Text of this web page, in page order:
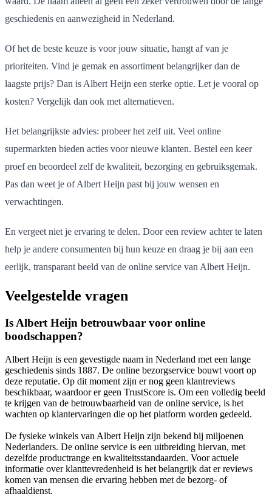
geschiedenis en aanwezigheid in Nederland.
Of het de beste keuze is voor jouw situatie, hangt af van je
prioriteiten. Vind je gemak en assortiment belangrijker dan de
laagste prijs? Dan is Albert Heijn een sterke optie. Let je vooral op
kosten? Vergelijk dan ook met alternatieven.
Het belangrijkste advies: probeer het zelf uit. Veel online
supermarkten bieden acties voor nieuwe klanten. Bestel een keer
proef en beoordeel zelf de kwaliteit, bezorging en gebruiksgemak.
Pas dan weet je of Albert Heijn past bij jouw wensen en
verwachtingen.
En vergeet niet je ervaring te delen. Door een review achter te laten
help je andere consumenten bij hun keuze en draag je bij aan een
eerlijk, transparant beeld van de online service van Albert Heijn.
Veelgestelde vragen
Is Albert Heijn betrouwbaar voor online
boodschappen?
Albert Heijn is een gevestigde naam in Nederland met een lange
geschiedenis sinds 1887. De online bezorgservice bouwt voort op
deze reputatie. Op dit moment zijn er nog geen klantreviews
beschikbaar, waardoor er geen TrustScore is. Om een volledig beeld
te krijgen van de betrouwbaarheid van de online service, is het
wachten op klantervaringen die op het platform worden gedeeld.
De fysieke winkels van Albert Heijn zijn bekend bij miljoenen
Nederlanders. De online service is een uitbreiding hiervan, met
dezelfde productrange en kwaliteitsstandaarden. Voor actuele
informatie over klanttevredenheid is het belangrijk dat er reviews
komen van mensen die ervaring hebben met de bezorg- of
afhaaldienst.